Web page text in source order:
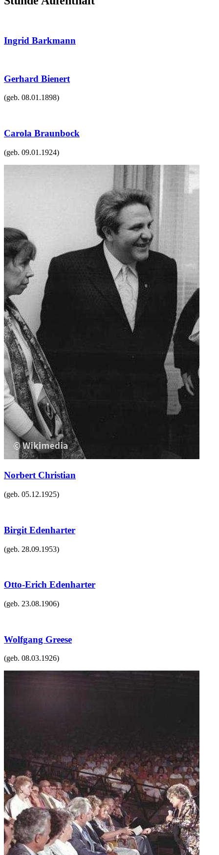
Ingrid Barkmann
Gerhard Bienert
(geb. 08.01.1898)
Carola Braunbock
(geb. 09.01.1924)
Norbert Christian
(geb. 05.12.1925)
Birgit Edenharter
(geb. 28.09.1953)
Otto-Erich Edenharter
(geb. 23.08.1906)
Wolfgang Greese
(geb. 08.03.1926)